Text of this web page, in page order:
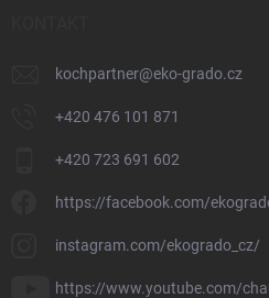
kochpartner@eko-grado.cz
+420 476 101 871
+420 723 691 602
https://facebook.com/
instagram.com/ekogrado_cz/
https://www.youtube.com/